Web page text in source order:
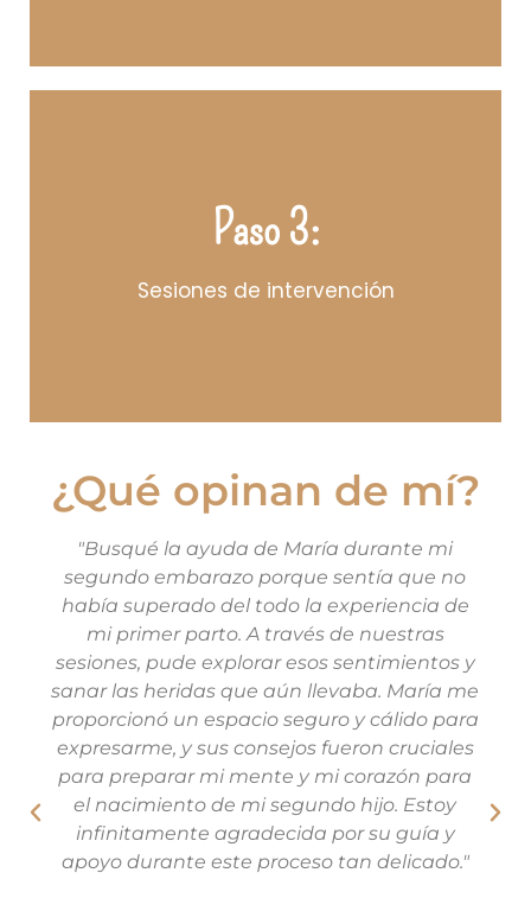
Paso 3:
Sesiones de intervención
Confirma y realiza el pago
Agendaremos juntas, las sesiones de
intervención necesarias para tu caso
¿Qué opinan de mí?
"Busqué la ayuda de María durante mi
segundo embarazo porque sentía que no
había superado del todo la experiencia de
mi primer parto. A través de nuestras
sesiones, pude explorar esos sentimientos y
sanar las heridas que aún llevaba. María me
proporcionó un espacio seguro y cálido para
expresarme, y sus consejos fueron cruciales
para preparar mi mente y mi corazón para
el nacimiento de mi segundo hijo. Estoy
infinitamente agradecida por su guía y
apoyo durante este proceso tan delicado."